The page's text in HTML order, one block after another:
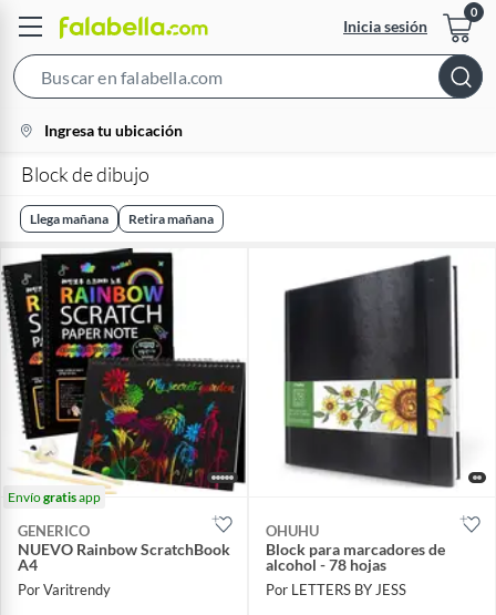
Inicia sesión
Bar
location-
icon
Ingresa tu ubicación
Block de dibujo
Llega mañana Retira mañana
Envíogratisapp
GENERICO
NUEVO Rainbow ScratchBook
A4
Por Varitrendy
OHUHU
Block para marcadores de
alcohol - 78 hojas
Por LETTERS BY JESS